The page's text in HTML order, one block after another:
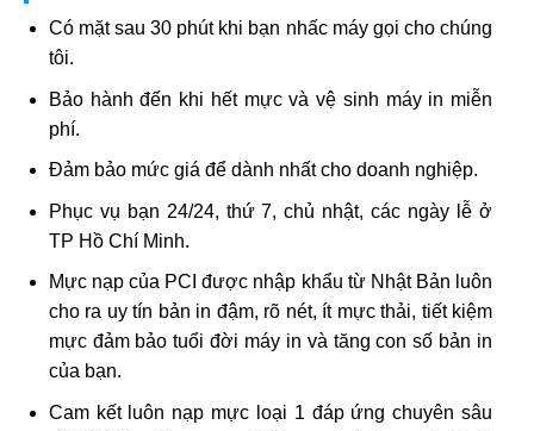
Có mặt sau 30 phút khi bạn nhấc máy gọi cho chúng
tôi.
Bảo hành đến khi hết mực và vệ sinh máy in miễn
phí.
Đảm bảo mức giá để dành nhất cho doanh nghiệp.
Phục vụ bạn 24/24, thứ 7, chủ nhật, các ngày lễ ở
TP Hồ Chí Minh.
Mực nạp của PCI được nhập khẩu từ Nhật Bản luôn
cho ra uy tín bản in đậm, rõ nét, ít mực thải, tiết kiệm
mực đảm bảo tuổi đời máy in và tăng con số bản in
của bạn.
Cam kết luôn nạp mực loại 1 đáp ứng chuyên sâu